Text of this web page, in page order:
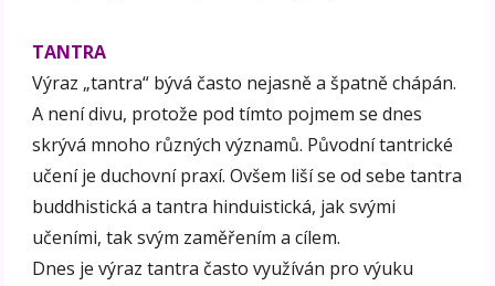
TANTRA
Výraz „tantra“ bývá často nejasně a špatně chápán.
A není divu, protože pod tímto pojmem se dnes
skrývá mnoho různých významů. Původní tantrické
učení je duchovní praxí. Ovšem liší se od sebe tantra
buddhistická a tantra hinduistická, jak svými
učeními, tak svým zaměřením a cílem.
Dnes je výraz tantra často využíván pro výuku